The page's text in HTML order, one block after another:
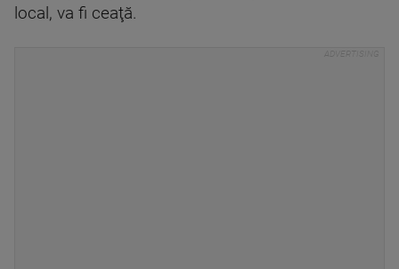
local, va fi ceaţă.